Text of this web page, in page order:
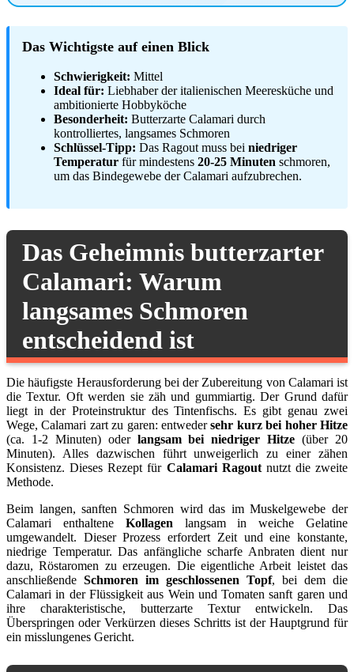
Das Wichtigste auf einen Blick
Schwierigkeit: Mittel
Ideal für: Liebhaber der italienischen Meeresküche und
ambitionierte Hobbyköche
Besonderheit: Butterzarte Calamari durch
kontrolliertes, langsames Schmoren
Schlüssel-Tipp: Das Ragout muss bei niedriger
Temperatur für mindestens 20-25 Minuten schmoren,
um das Bindegewebe der Calamari aufzubrechen.
Das Geheimnis butterzarter
Calamari: Warum
langsames Schmoren
entscheidend ist
Die häufigste Herausforderung bei der Zubereitung von Calamari ist
die Textur. Oft werden sie zäh und gummiartig. Der Grund dafür
liegt in der Proteinstruktur des Tintenfischs. Es gibt genau zwei
Wege, Calamari zart zu garen: entwedersehr kurz bei hoher Hitze
(ca. 1-2 Minuten) oder langsam bei niedriger Hitze (über 20
Minuten). Alles dazwischen führt unweigerlich zu einer zähen
Konsistenz. Dieses Rezept für Calamari Ragoutnutzt die zweite
Methode.
Beim langen, sanften Schmoren wird das im Muskelgewebe der
Calamari enthaltene Kollagen langsam in weiche Gelatine
umgewandelt. Dieser Prozess erfordert Zeit und eine konstante,
niedrige Temperatur. Das anfängliche scharfe Anbraten dient nur
dazu, Röstaromen zu erzeugen. Die eigentliche Arbeit leistet das
anschließende Schmoren im geschlossenen Topf, bei dem die
Calamari in der Flüssigkeit aus Wein und Tomaten sanft garen und
ihre charakteristische, butterzarte Textur entwickeln. Das
Überspringen oder Verkürzen dieses Schritts ist der Hauptgrund für
ein misslungenes Gericht.